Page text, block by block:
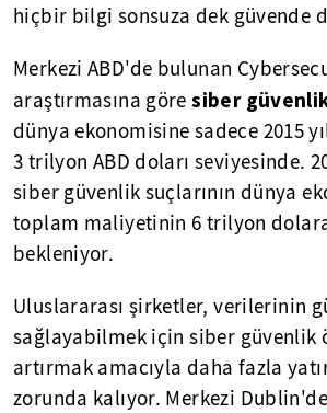
hiçbir bilgi sonsuza dek güvende
Merkezi ABD'de bulunan
araştırmasına göresiber
dünya ekonomisine sadece 2015
3 trilyon ABD doları seviyesinde.
siber güvenlik suçlarının dünya
toplam maliyetinin 6 trilyon dolara
bekleniyor.
Uluslararası şirketler, verilerinin
sağlayabilmek için siber güvenlik
artırmak amacıyla daha fazla
zorunda kalıyor. Merkezi